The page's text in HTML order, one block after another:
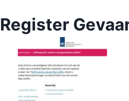
Register